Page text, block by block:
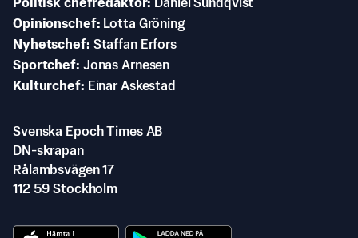
Politisk chefredaktör
Daniel Sundqvist
Opinionschef
Lotta Gröning
Nyhetschef Staffan Erfors
Sportchef Jonas Arnesen
Kulturchef
Einar Askestad
Svenska Epoch Times AB
DN-skrapan
Rålambsvägen 17
112 59 Stockholm